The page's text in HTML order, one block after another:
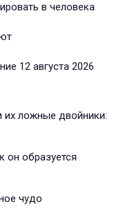
в человека
12 августа 2026
ложные двойники:
он образуется
чудо